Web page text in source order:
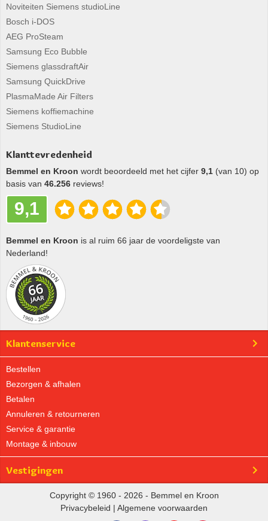
Noviteiten Siemens studioLine
Bosch i-DOS
AEG ProSteam
Samsung Eco Bubble
Siemens glassdraftAir
Samsung QuickDrive
PlasmaMade Air Filters
Siemens koffiemachine
Siemens StudioLine
Klanttevredenheid
Bemmel en Kroon wordt beoordeeld met het cijfer 9,1 (van 10) op
basis van 46.256 reviews!
9,1
Bemmel en Kroon is al ruim 66 jaar de voordeligste van
Nederland!
Klantenservice
Bestellen
Bezorgen & afhalen
Betalen
Annuleren & retourneren
Service & garantie
Montage & inbouw
Vestigingen
Copyright © 1960 - 2026 - Bemmel en Kroon
Privacybeleid | Algemene voorwaarden